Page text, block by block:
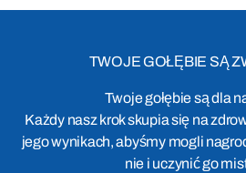
TWOJE GOŁĘBIE SĄ
Twoje gołębie są dla
Każdy nasz krok skupia się na
jego wynikach, abyśmy mogli
nie i uczynić go